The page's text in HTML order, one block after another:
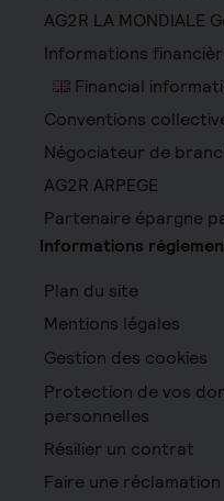
AG2R LA MONDIALE
Informations
Financial
Conventions
Négociateur de
AG2R ARPEGE
Partenaire épargne
Informations
Plan du site
Mentions légales
Gestion des cookies
Protection de vos
personnelles
Résilier un contrat
Faire une réclamation